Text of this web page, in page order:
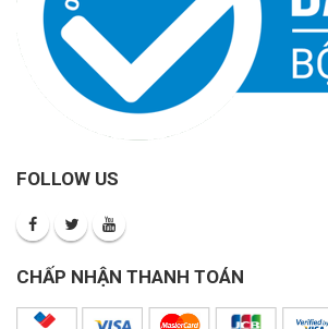
FOLLOW US
CHẤP NHẬN THANH TOÁN